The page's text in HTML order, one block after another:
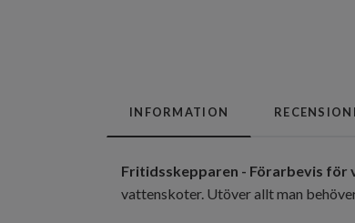
INFORMATION
Fritidsskepparen - Förarbevis för
vattenskoter. Utöver allt man